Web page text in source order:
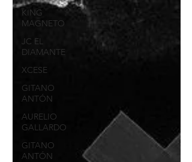
KING
MAGNETO
JC EL
DIAMANTE
XCESE
GITANO
ANTÓN
AURELIO
GALLARDO
GITANO
ANTÓN